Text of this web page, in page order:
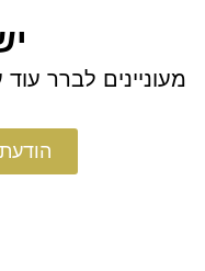
מעוניינים לברר